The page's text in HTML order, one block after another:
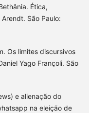
Ética,
São Paulo:
Os limites discursivos
Yago Françoli. São
e alienação do
na eleição de